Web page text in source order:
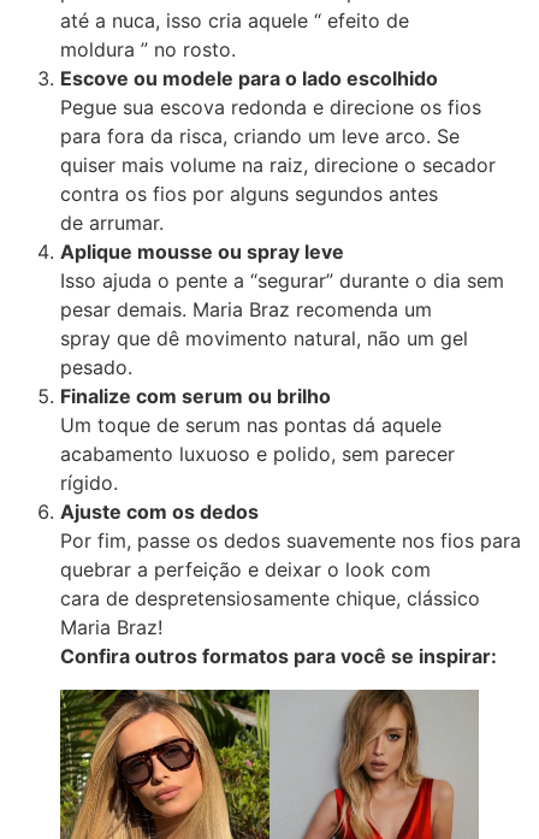
até a nuca, isso cria aquele “ efeito de
moldura ” no rosto.
Escove ou modele para o lado escolhido
Pegue sua escova redonda e direcione os fios
para fora da risca, criando um leve arco. Se
quiser mais volume na raiz, direcione o secador
contra os fios por alguns segundos antes
de arrumar.
Aplique mousse ou spray leve
Isso ajuda o pente a “segurar” durante o dia sem
pesar demais. Maria Braz recomenda um
spray que dê movimento natural, não um gel
pesado.
Finalize com serum ou brilho
Um toque de serum nas pontas dá aquele
acabamento luxuoso e polido, sem parecer
rígido.
Ajuste com os dedos
Por fim, passe os dedos suavemente nos fios para
quebrar a perfeição e deixar o look com
cara de despretensiosamente chique, clássico
Maria Braz!
Confira outros formatos para você se inspirar: